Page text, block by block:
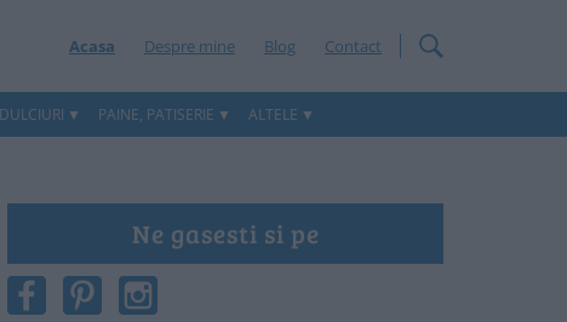
Acasa Despre mine Blog Contact
DULCIURI PAINE, PATISERIE ALTELE
Ne gasesti si pe